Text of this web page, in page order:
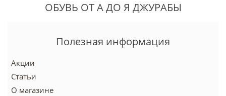
ОБУВЬ ОТ А ДО Я ДЖУРАБЫ
Полезная информация
Акции
Статьи
О магазине